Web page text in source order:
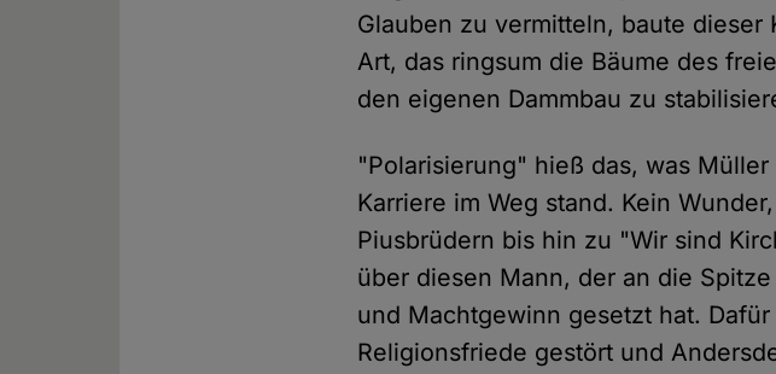
Glauben zu vermitteln, baute dieser
Art, das ringsum die Bäume des
den eigenen Dammbau zu
"Polarisierung" hieß das, was
Karriere im Weg stand. Kein
Piusbrüdern bis hin zu "Wir sind
über diesen Mann, der an die
und Machtgewinn gesetzt hat.
Religionsfriede gestört und